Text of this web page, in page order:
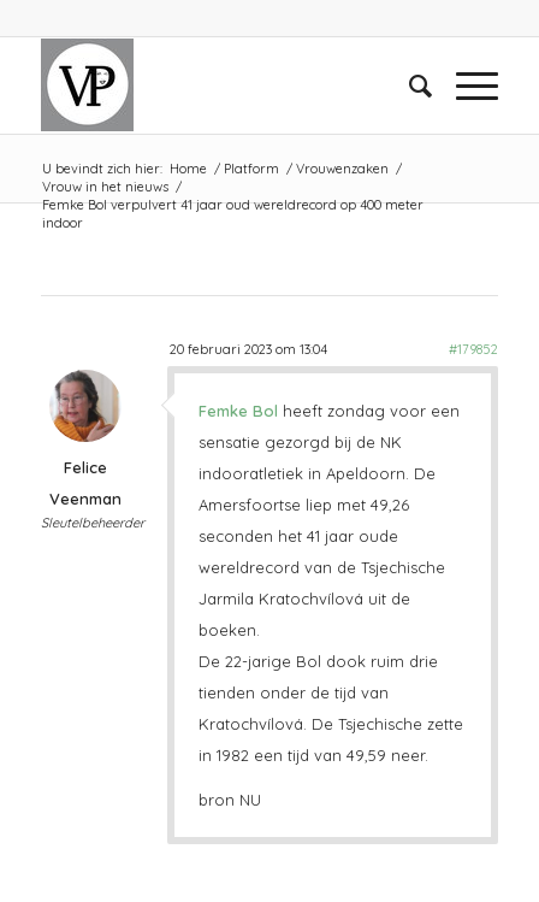
U bevindt zich hier: Home / Platform / Vrouwenzaken /
Vrouw in het nieuws /
Femke Bol verpulvert 41 jaar oud wereldrecord op 400 meter
indoor
20 februari 2023 om 13:04 #179852
Felice
Veenman
Sleutelbeheerder
Femke Bol heeft zondag voor een
sensatie gezorgd bij de NK
indooratletiek in Apeldoorn. De
Amersfoortse liep met 49,26
seconden het 41 jaar oude
wereldrecord van de Tsjechische
Jarmila Kratochvílová uit de
boeken.
De 22-jarige Bol dook ruim drie
tienden onder de tijd van
Kratochvílová. De Tsjechische zette
in 1982 een tijd van 49,59 neer.
bron NU